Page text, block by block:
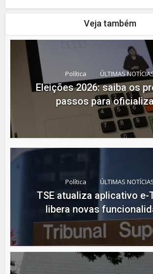
Veja também
Política ÚLTIMAS
Eleições 2026: saiba os
passos para
Política ÚLTIMAS
TSE atualiza aplicativo e-
libera novas